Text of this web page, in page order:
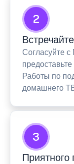
2
Согласуйте
Работы по
домашнего
3
Приятного